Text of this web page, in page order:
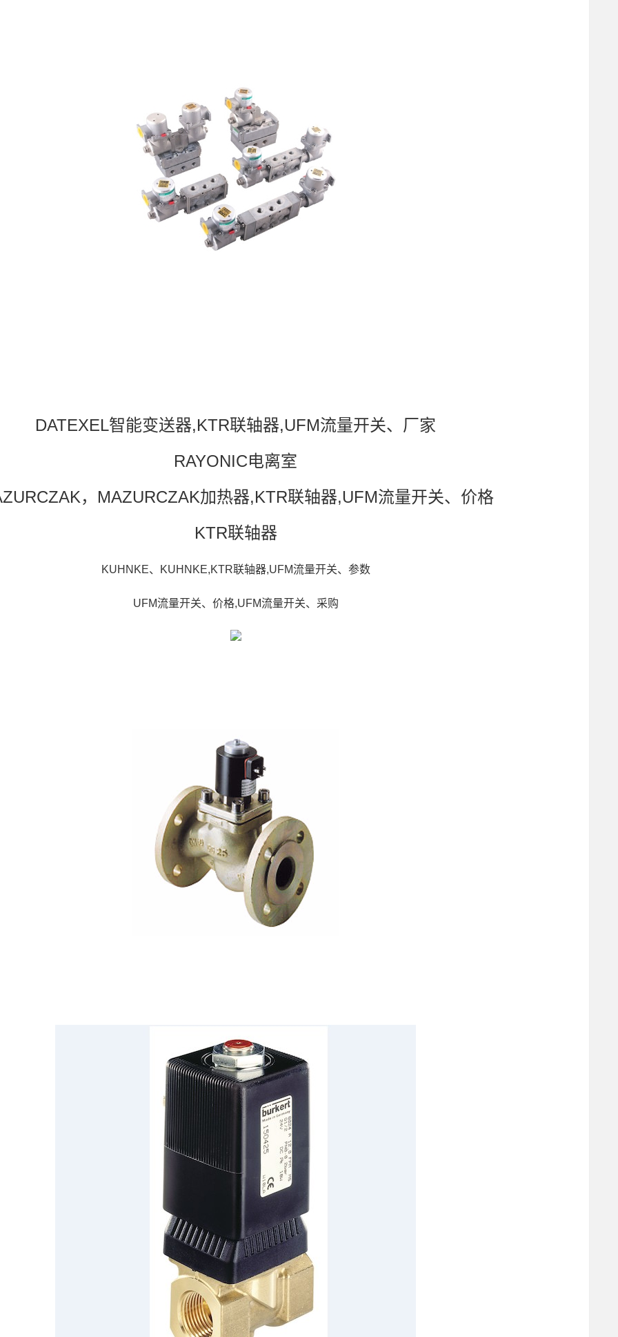
DATEXEL智能变送器,KTR联轴器,UFM流量开关、厂家
RAYONIC电离室
，MAZURCZAK加热器,KTR联轴器,UFM流量开关、价格
KTR联轴器
KUHNKE、KUHNKE,KTR联轴器,UFM流量开关、参数
UFM流量开关、价格,UFM流量开关、采购